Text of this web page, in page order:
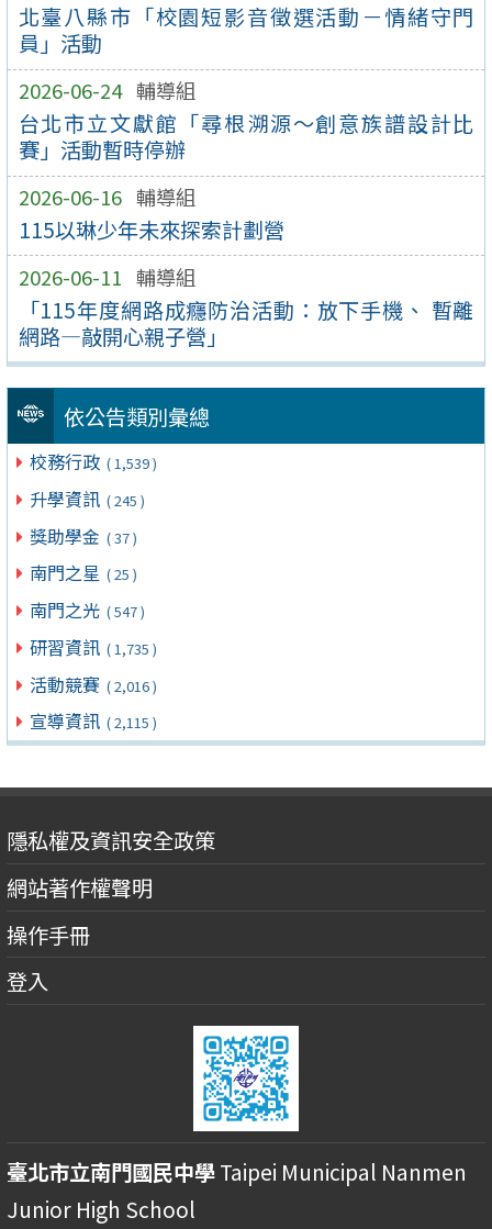
北臺八縣市「校園短影音徵選活動－情緒守門
員」活動
2026-06-24 輔導組
台北市立文獻館「尋根溯源～創意族譜設計比
賽」活動暫時停辦
2026-06-16 輔導組
115以琳少年未來探索計劃營
2026-06-11 輔導組
「115年度網路成癮防治活動：放下手機、 暫離
網路—敲開心親子營」
依公告類別彙總
校務行政 ( 1,539 )
升學資訊 ( 245 )
獎助學金 ( 37 )
南門之星 ( 25 )
南門之光 ( 547 )
研習資訊 ( 1,735 )
活動競賽 ( 2,016 )
宣導資訊 ( 2,115 )
隱私權及資訊安全政策
網站著作權聲明
操作手冊
登入
臺北市立南門國民中學Taipei Municipal Nanmen
Junior High School